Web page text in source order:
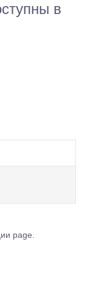
в
page.